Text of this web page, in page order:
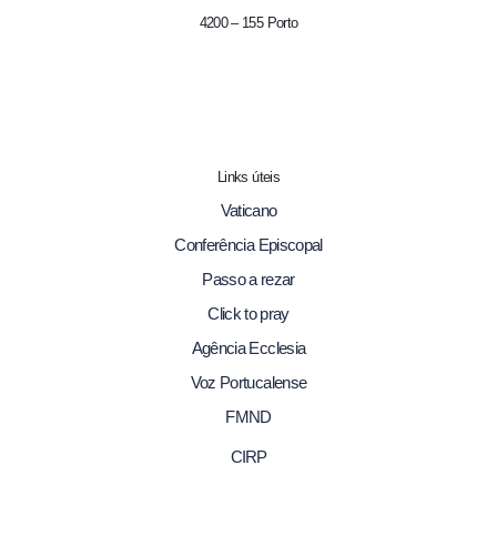
4200 – 155 Porto
Links úteis
Vaticano
Conferência Episcopal
Passo a rezar
Click to pray
Agência Ecclesia
Voz Portucalense
FMND
CIRP